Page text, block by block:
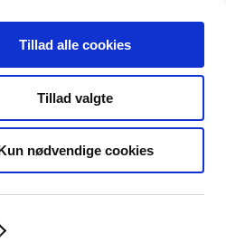
Tillad alle cookies
Tillad valgte
nødvendige cookies